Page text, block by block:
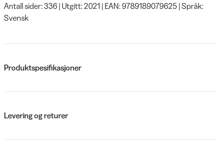
Antall sider: 336 | Utgitt: 2021 | EAN: 9789189079625 | Språk:
Svensk
Produktspesifikasjoner
Levering og returer